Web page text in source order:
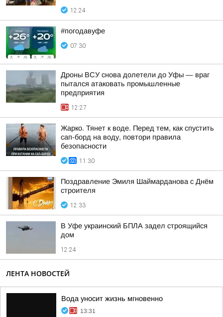
12:24
#погодавуфе
07:30
Дроны ВСУ снова долетели до Уфы — враг
пытался атаковать промышленные
предприятия
12:27
Жарко. Тянет к воде. Перед тем, как спустить
сап-борд на воду, повтори правила
безопасности
11:30
Поздравление Эмиля Шаймарданова с Днём
строителя
12:33
В Уфе украинский БПЛА задел строящийся
дом
12:24
ЛЕНТА НОВОСТЕЙ
Вода уносит жизнь мгновенно
13:31